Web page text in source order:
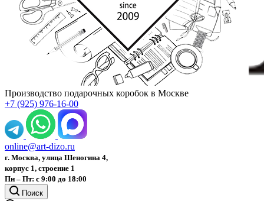
Производство подарочных коробок в Москве
+7 (925) 976-16-00
online@art-dizo.ru
г. Москва, улица Шеногина 4,
корпус 1, строение 1
Пн – Пт: с 9:00 до 18:00
Поиск